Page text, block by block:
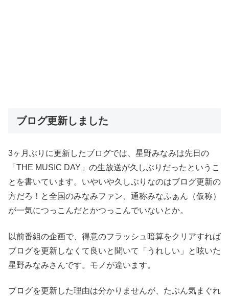
ブログ更新しました
3ヶ月ぶりに更新したブログでは、星野みなみは先日の
「THE MUSIC DAY」の生放送が久しぶりだったというこ
とを書いています。いやいや久しぶりなのはブログ更新の
方だろ！と全国のみなみファン、通称みなふぁん（仮称）
が一気につっこんだとかつっこんでいないとか。
以前番組の企画で、得意のフラッシュ暗算をクリアすれば
ブログを更新しなくて良いと聞いて「うれしい」と呟いた
星野みなみさんです。モノが違います。
ブログを更新した理由は分かりませんが、たぶん気まぐれ